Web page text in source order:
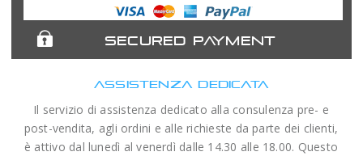
SECURED PAYMENT
ASSISTENZA DEDICATA
Il servizio di assistenza dedicato alla consulenza pre- e
post-vendita, agli ordini e alle richieste da parte dei clienti,
è attivo dal lunedì al venerdì dalle 14.30 alle 18.00. Questo